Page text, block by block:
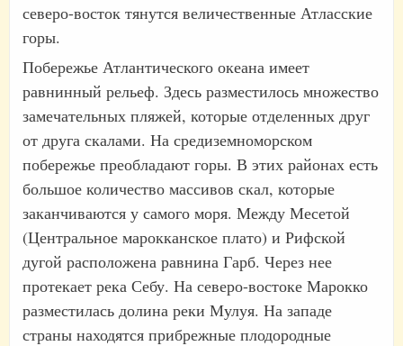
северо-восток тянутся величественные Атласские
горы.
Побережье Атлантического океана имеет
равнинный рельеф. Здесь разместилось множество
замечательных пляжей, которые отделенных друг
от друга скалами. На средиземноморском
побережье преобладают горы. В этих районах есть
большое количество массивов скал, которые
заканчиваются у самого моря. Между Месетой
(Центральное марокканское плато) и Рифской
дугой расположена равнина Гарб. Через нее
протекает река Себу. На северо-востоке Марокко
разместилась долина реки Мулуя. На западе
страны находятся прибрежные плодородные